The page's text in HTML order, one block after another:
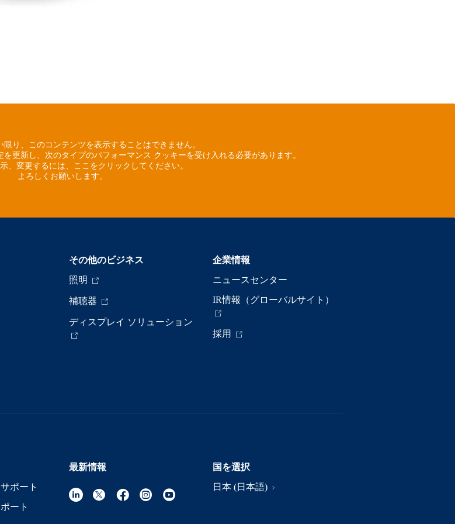
限り、このコンテンツを表示することはできません。
更新し、次のタイプのパフォーマンス クッキーを受け入れる必要があります。
、変更するには、ここをクリックしてください。
よろしくお願いします。
その他のビジネス
照明
補聴器
ディスプレイ ソリューション
企業情報
ニュースセンター
IR情報（グローバルサイト）
採用
ポート
ート
最新情報
国を選択
日本 (日本語)